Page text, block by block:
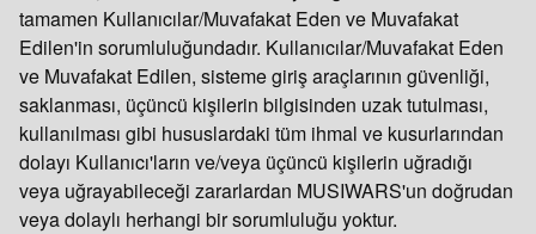
tamamen Kullanıcılar/Muvafakat Eden ve Muvafakat
Edilen'in sorumluluğundadır. Kullanıcılar/Muvafakat Eden
ve Muvafakat Edilen, sisteme giriş araçlarının güvenliği,
saklanması, üçüncü kişilerin bilgisinden uzak tutulması,
kullanılması gibi hususlardaki tüm ihmal ve kusurlarından
dolayı Kullanıcı'ların ve/veya üçüncü kişilerin uğradığı
veya uğrayabileceği zararlardan MUSIWARS'un doğrudan
veya dolaylı herhangi bir sorumluluğu yoktur.